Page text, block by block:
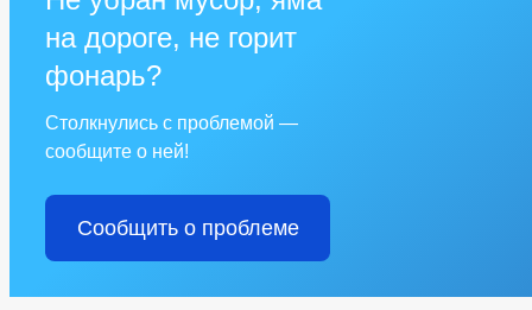
на дороге, не горит
фонарь?
Столкнулись с проблемой —
сообщите о ней!
Сообщить о проблеме